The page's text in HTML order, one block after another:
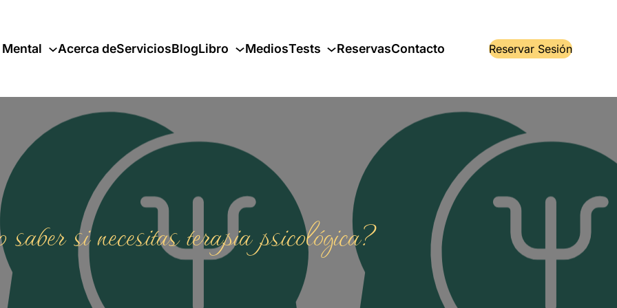
Acerca deServiciosBlogLibro MediosTests ReservasContacto Reservar Sesión
si necesitas terapia psicológica?